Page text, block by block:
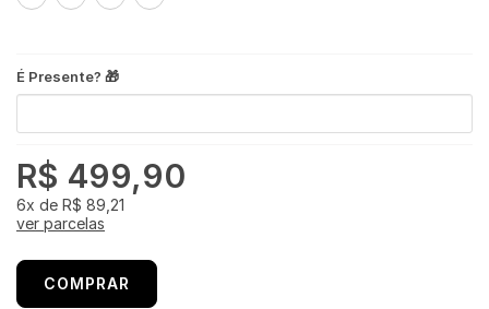
É Presente? 🎁
R$ 499,90
6x de R$ 89,21
ver parcelas
COMPRAR